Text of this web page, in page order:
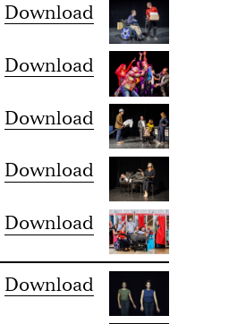
Download
Download
Download
Download
Download
Download